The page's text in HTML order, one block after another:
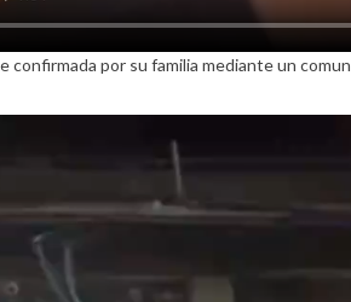
confirmada por su familia mediante un